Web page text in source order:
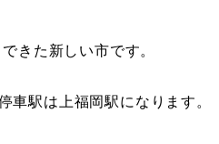
きた新しい市です。
車駅は上福岡駅になります。